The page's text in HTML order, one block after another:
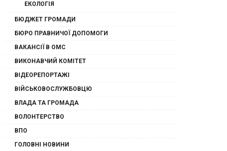
ЕКОЛОГІЯ
БЮДЖЕТ ГРОМАДИ
БЮРО ПРАВНИЧОЇ ДОПОМОГИ
ВАКАНСІЇ В ОМС
ВИКОНАВЧИЙ КОМІТЕТ
ВІДЕОРЕПОРТАЖІ
ВІЙСЬКОВОСЛУЖБОВЦЮ
ВЛАДА ТА ГРОМАДА
ВОЛОНТЕРСТВО
ВПО
ГОЛОВНІ НОВИНИ